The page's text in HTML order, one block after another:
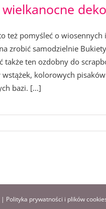
też pomyśleć o
zrobić samodzielnie
także ten ozdobny do
kolorowych
bazi. [...]
| Polityka prywatności i plików